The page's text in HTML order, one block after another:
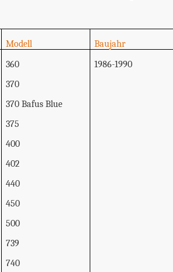
Modell
Baujahr
360
370
370 Bafus Blue
375
400
402
440
450
500
739
740
1986-1990